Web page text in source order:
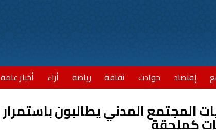
إقتصاد حوادث ثقافة رياضة أراء أخبار عامة
المجتمع المدني يطالبون باستمرار
كملحقة